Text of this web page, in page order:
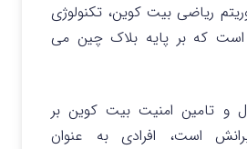
ریاضی بیت کوین، تکنولوژی
است که بر پایه بلاک چین می
و تامین امنیت بیت کوین بر
است، افرادی به عنوان